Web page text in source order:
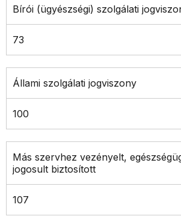
Bírói (ügyészségi) szolgálati
73
Állami szolgálati jogviszony
100
Más szervhez vezényelt,
jogosult biztosított
107